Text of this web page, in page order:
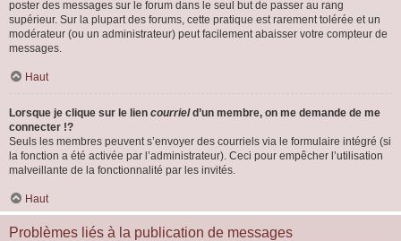
poster des messages sur le forum dans le seul but de passer au rang
supérieur. Sur la plupart des forums, cette pratique est rarement tolérée et un
modérateur (ou un administrateur) peut facilement abaisser votre compteur de
messages.
Haut
Lorsque je clique sur le lien courrield’un membre, on me demande de me
connecter !?
Seuls les membres peuvent s’envoyer des courriels via le formulaire intégré (si
la fonction a été activée par l’administrateur). Ceci pour empêcher l’utilisation
malveillante de la fonctionnalité par les invités.
Haut
Problèmes liés à la publication de messages